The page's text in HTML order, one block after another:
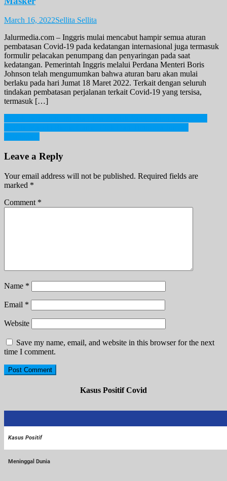
March 16, 2022Sellita Sellita
Jalurmedia.com – Inggris mulai mencabut hampir semua aturan
pembatasan Covid-19 pada kedatangan internasional juga termasuk
formulir pelacakan penumpang dan penyaringan pada saat
kedatangan. Pemerintah Inggris melalui Perdana Menteri Boris
Johnson telah mengumumkan bahwa aturan baru akan mulai
berlaku pada hari Jumat 18 Maret 2022. Terkait dengan seluruh
tindakan pembatasan perjalanan terkait Covid-19 yang tersisa,
termasuk […]
Post
navigation
Leave a Reply
Your email address will not be published. Required fields are
marked *
Comment *
Name *
Email *
Website
Save my name, email, and website in this browser for the next
time I comment.
Kasus Positif Covid